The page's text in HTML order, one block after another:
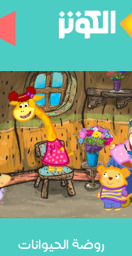
روضة الحيوانات